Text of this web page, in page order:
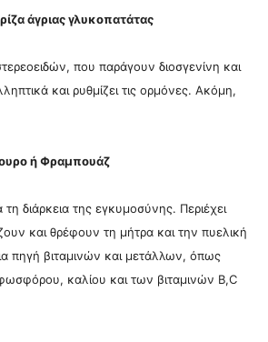
άγριας γλυκοπατάτας
που παράγουν διοσγενίνη και
και ρυθμίζει τις ορμόνες. Ακόμη,
ή Φραμπουάζ
τη διάρκεια της εγκυμοσύνης. Περιέχει
και θρέφουν τη μήτρα και την πυελική
πηγή βιταμινών και μετάλλων, όπως
καλίου και των βιταμινών B,C